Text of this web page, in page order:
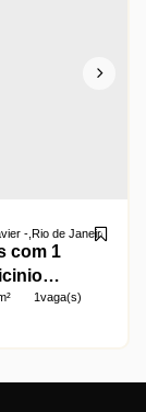
com 1
, Rio de Janeiro
1vaga(s)